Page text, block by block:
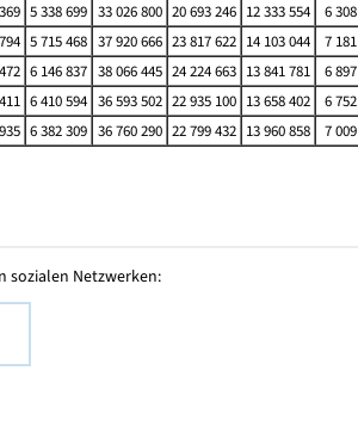
5 338 699 33 026 800 20 693 246 12 333 554 6
5 715 468 37 920 666 23 817 622 14 103 044 7
6 146 837 38 066 445 24 224 663 13 841 781 6
6 410 594 36 593 502 22 935 100 13 658 402 6
6 382 309 36 760 290 22 799 432 13 960 858 7
sozialen Netzwerken: